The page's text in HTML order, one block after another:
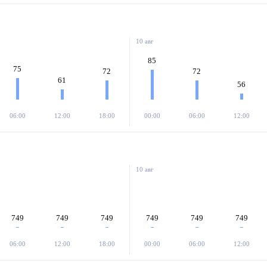
75
06:00
61
12:00
72
18:00
10 авг
85
00:00
72
06:00
56
12:00
749
06:00
749
12:00
749
18:00
10 авг
749
00:00
749
06:00
749
12:00